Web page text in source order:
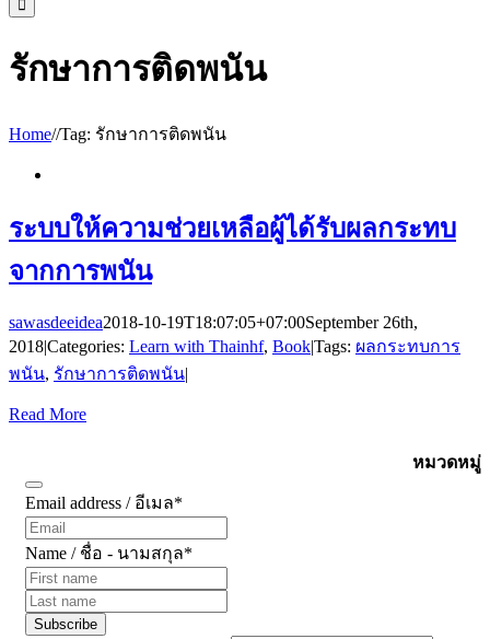
รักษาการติดพนัน
Home//Tag: รักษาการติดพนัน
ระบบให้ความช่วยเหลือผู้ได้รับผลกระทบ
จากการพนัน
sawasdeeidea2018-10-19T18:07:05+07:00September 26th,
2018|Categories: Learn with Thainhf, Book|Tags: ผลกระทบการ
พนัน, รักษาการติดพนัน|
Read More
หมวดหมู่
Email address / อีเมล*
Name / ชื่อ - นามสกุล*
Subscribe